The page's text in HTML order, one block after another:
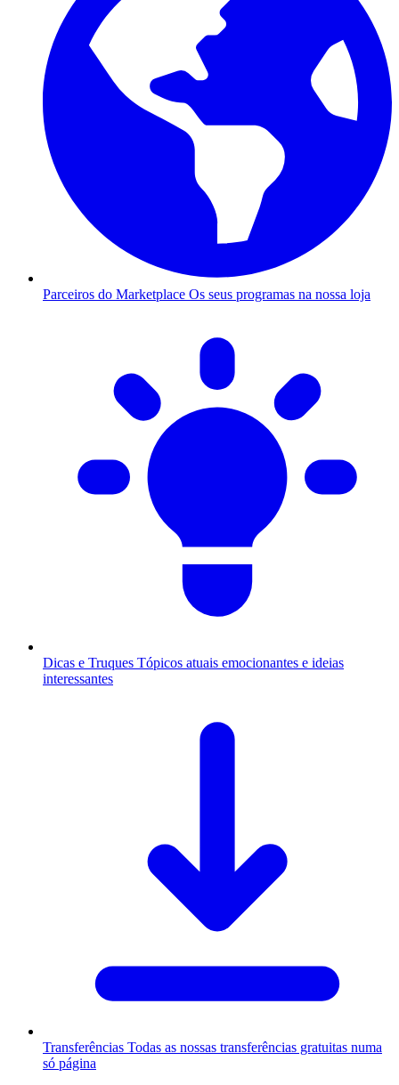
Parceiros do Marketplace Os seus programas na nossa loja
Dicas e Truques Tópicos atuais emocionantes e ideias
interessantes
Transferências Todas as nossas transferências gratuitas numa
só página